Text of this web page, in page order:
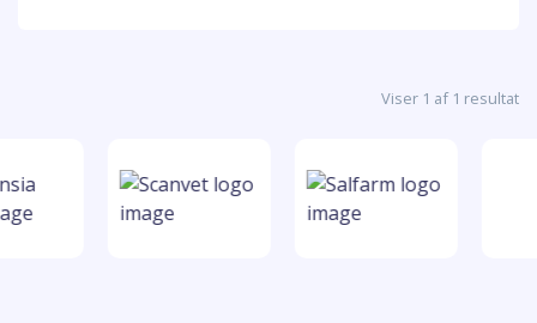
Viser 1 af 1 resultat